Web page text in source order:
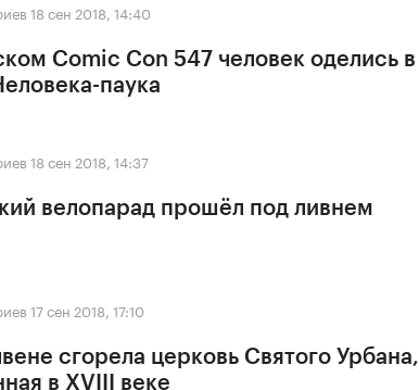
18 сен 2018, 14:40
Comic Con 547 человек оделись в
паука
18 сен 2018, 14:37
велопарад прошёл под ливнем
17 сен 2018, 17:10
сгорела церковь Святого Урбана,
в XVIII веке